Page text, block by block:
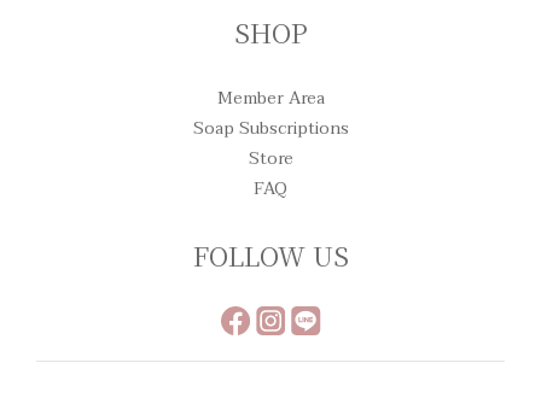
SHOP
Member Area
Soap Subscriptions
Store
FAQ
FOLLOW US